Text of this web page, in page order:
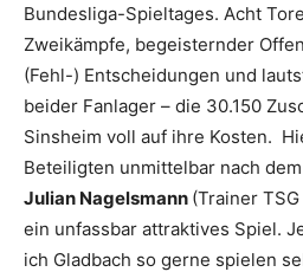
Bundesliga-Spieltages. Acht
Zweikämpfe, begeisternder
(Fehl-) Entscheidungen und
beider Fanlager – die 30.150
Sinsheim voll auf ihre Kosten.
Beteiligten unmittelbar nach
Julian Nagelsmann (Trainer
ein unfassbar attraktives Spiel.
ich Gladbach so gerne spielen